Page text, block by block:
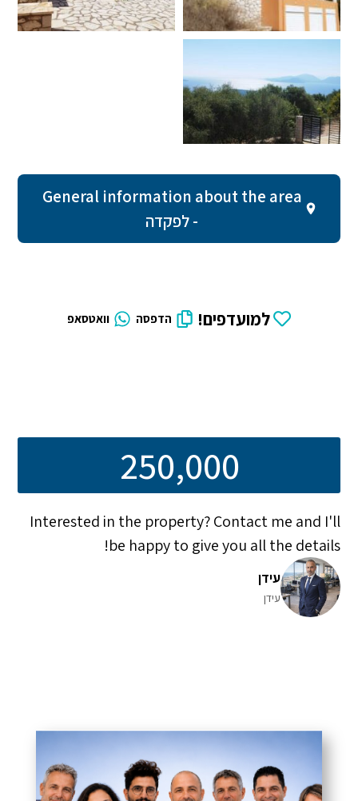
General information about the area
- לפקדה
למועדפים! הדפסה וואטסאפ
250,000
Interested in the property? Contact me and I'll
be happy to give you all the details!
עידן
עידן